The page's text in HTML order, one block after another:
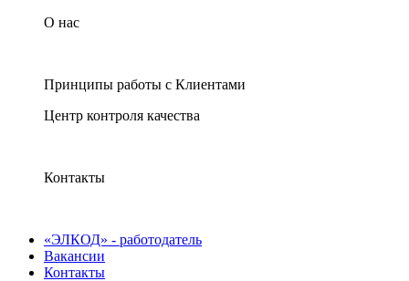
О нас
Принципы работы с Клиентами
Центр контроля качества
Контакты
«ЭЛКОД» - работодатель
Вакансии
Контакты